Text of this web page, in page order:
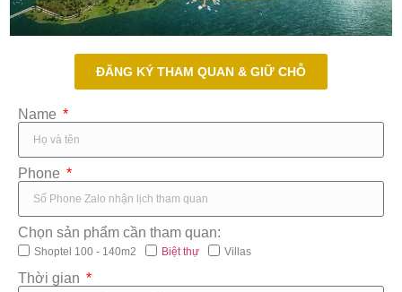
ĐĂNG KÝ THAM QUAN & GIỮ CHỖ
Name
Phone
Chọn sản phẩm cần tham quan:
Shoptel 100 - 140m2 Biệt thự Villas
Thời gian